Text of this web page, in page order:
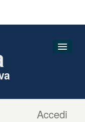
Accedi